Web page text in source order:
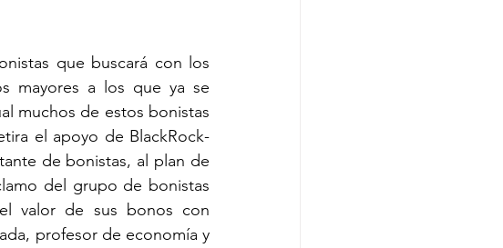
que buscará con los
mayores a los que ya se
muchos de estos bonistas
el apoyo de BlackRock-
de bonistas, al plan de
del grupo de bonistas
valor de sus bonos con
profesor de economía y